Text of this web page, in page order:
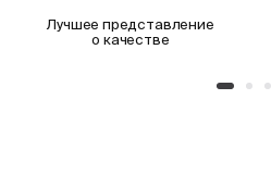
Лучшее представление
о качестве